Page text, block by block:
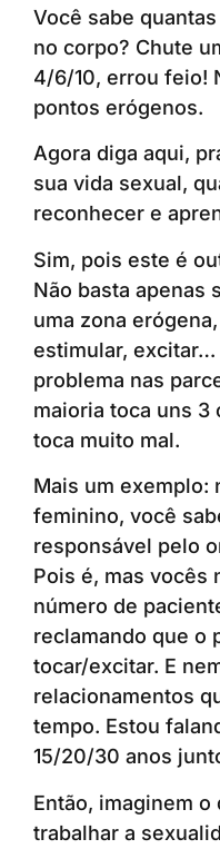
Você sabe
no corpo? Chute
4/6/10, errou feio!
pontos erógenos.
Agora diga aqui,
sua vida sexual,
reconhecer e
Sim, pois este é
Não basta apenas
uma zona
estimular, excitar…
problema nas
maioria toca uns 3
toca muito mal.
Mais um exemplo:
feminino, você
responsável pelo
Pois é, mas vocês
número de
reclamando que o
tocar/excitar. E
relacionamentos
tempo. Estou
15/20/30 anos
Então, imaginem
trabalhar a